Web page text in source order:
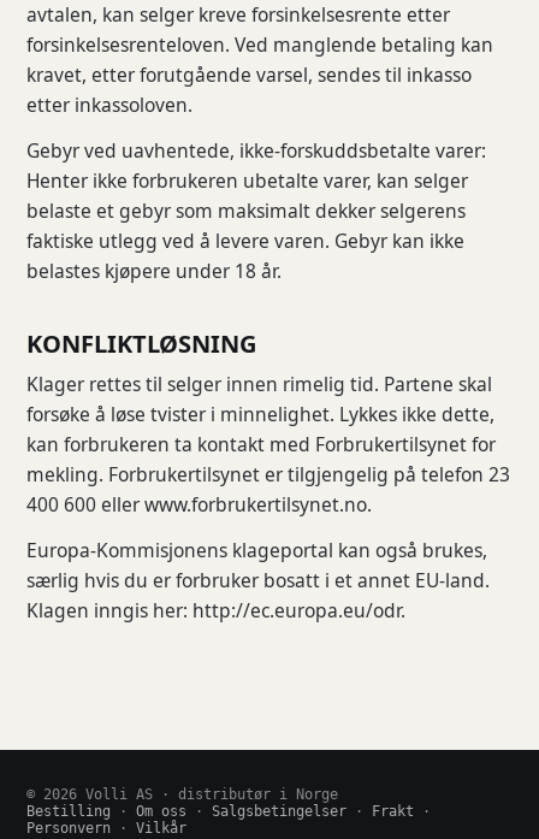
avtalen, kan selger kreve forsinkelsesrente etter
forsinkelsesrenteloven. Ved manglende betaling kan
kravet, etter forutgående varsel, sendes til inkasso
etter inkassoloven.
Gebyr ved uavhentede, ikke-forskuddsbetalte varer:
Henter ikke forbrukeren ubetalte varer, kan selger
belaste et gebyr som maksimalt dekker selgerens
faktiske utlegg ved å levere varen. Gebyr kan ikke
belastes kjøpere under 18 år.
KONFLIKTLØSNING
Klager rettes til selger innen rimelig tid. Partene skal
forsøke å løse tvister i minnelighet. Lykkes ikke dette,
kan forbrukeren ta kontakt med Forbrukertilsynet for
mekling. Forbrukertilsynet er tilgjengelig på telefon 23
400 600 eller www.forbrukertilsynet.no.
Europa-Kommisjonens klageportal kan også brukes,
særlig hvis du er forbruker bosatt i et annet EU-land.
Klagen inngis her: http://ec.europa.eu/odr.
© 2026 Volli AS · distributør i Norge
Bestilling ·Om oss · Salgsbetingelser · Frakt ·
Personvern ·Vilkår